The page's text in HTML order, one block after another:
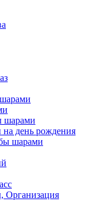
шарами
день рождения
шарами
Организация